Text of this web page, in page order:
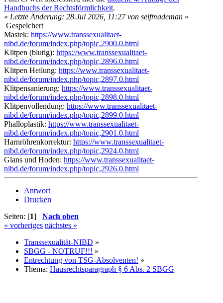
Handbuchs der Rechtsförmlichkeit.
« Letzte Änderung: 28.Jul 2026, 11:27 von selfmademan »
Gespeichert
Mastek: https://www.transsexualitaet-
nibd.de/forum/index.php/topic,2900.0.html
Klitpen (blutig): https://www.transsexualitaet-
nibd.de/forum/index.php/topic,2896.0.html
Klitpen Heilung: https://www.transsexualitaet-
nibd.de/forum/index.php/topic,2897.0.html
Klitpensanierung: https://www.transsexualitaet-
nibd.de/forum/index.php/topic,2898.0.html
Klitpenvollendung: https://www.transsexualitaet-
nibd.de/forum/index.php/topic,2899.0.html
Phalloplastik: https://www.transsexualitaet-
nibd.de/forum/index.php/topic,2901.0.html
Harnröhrenkorrektur: https://www.transsexualitaet-
nibd.de/forum/index.php/topic,2924.0.html
Glans und Hoden: https://www.transsexualitaet-
nibd.de/forum/index.php/topic,2926.0.html
Antwort
Drucken
Seiten: [1] Nach oben
« vorheriges nächstes »
Transsexualität-NIBD »
SBGG - NOTRUF!!! »
Entrechtung von TSG-Absolventen! »
Thema: Hausrechtsparagraph § 6 Abs. 2 SBGG